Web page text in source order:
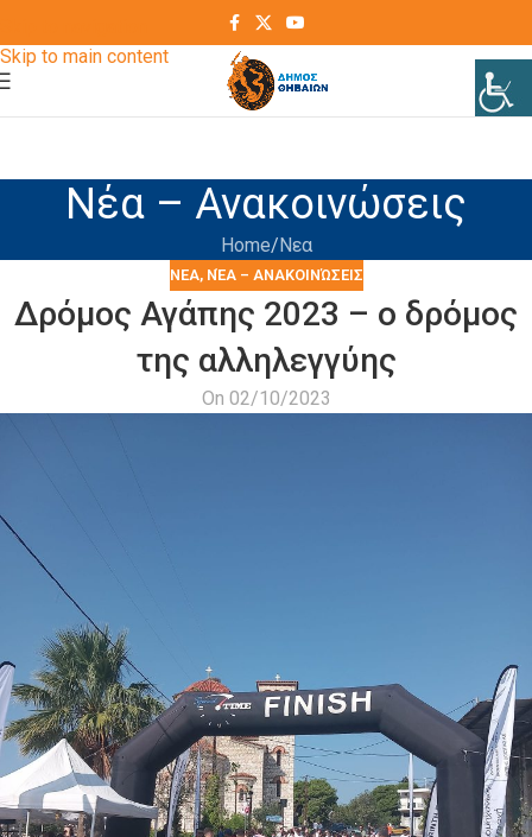
Skip to main content
Νέα – Ανακοινώσεις
Home Νεα
ΝΕΑ, ΝΈΑ – ΑΝΑΚΟΙΝΏΣΕΙΣ
Δρόμος Αγάπης 2023 – ο δρόμος
της αλληλεγγύης
On 02/10/2023